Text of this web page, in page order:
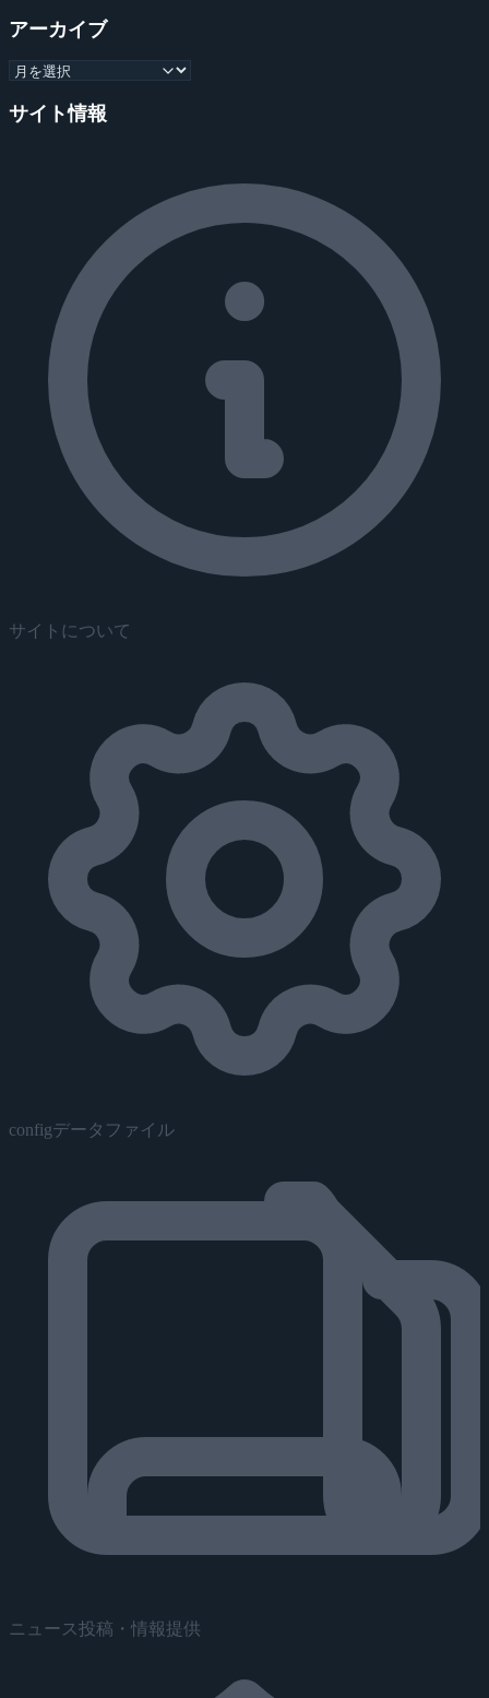
アーカイブ
サイト情報
サイトについて
configデータファイル
ニュース投稿・情報提供